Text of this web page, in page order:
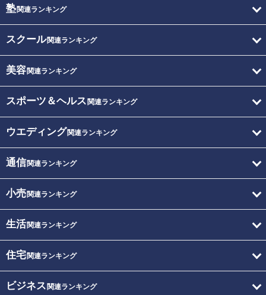
塾関連ランキング
スクール関連ランキング
美容関連ランキング
スポーツ＆ヘルス 関連ランキング
ウエディング関連ランキング
通信関連ランキング
小売関連ランキング
生活関連ランキング
住宅関連ランキング
ビジネス 関連ランキング